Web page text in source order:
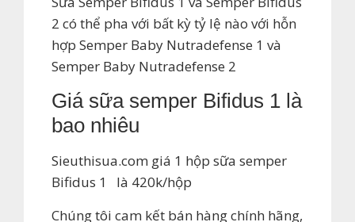
2 có thể pha với bất kỳ tỷ lệ nào với hỗn
hợp Semper Baby Nutradefense 1 và
Semper Baby Nutradefense 2
Giá sữa semper Bifidus 1 là
bao nhiêu
Sieuthisua.com giá 1 hộp sữa semper
Bifidus 1 là 420k/hộp
Chúng tôi cam kết bán hàng chính hãng,